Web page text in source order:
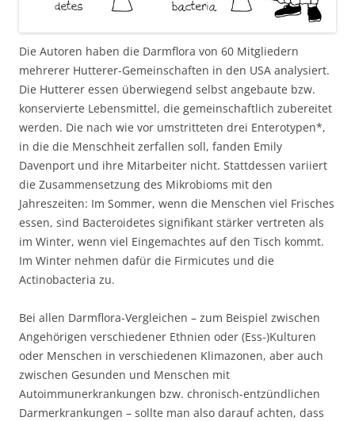
Die Autoren haben die Darmflora von 60 Mitgliedern
mehrerer Hutterer-Gemeinschaften in den USA analysiert.
Die Hutterer essen überwiegend selbst angebaute bzw.
konservierte Lebensmittel, die gemeinschaftlich zubereitet
werden. Die nach wie vor umstritteten drei Enterotypen*,
in die die Menschheit zerfallen soll, fanden Emily
Davenport und ihre Mitarbeiter nicht. Stattdessen variiert
die Zusammensetzung des Mikrobioms mit den
Jahreszeiten: Im Sommer, wenn die Menschen viel Frisches
essen, sind Bacteroidetes signifikant stärker vertreten als
im Winter, wenn viel Eingemachtes auf den Tisch kommt.
Im Winter nehmen dafür die Firmicutes und die
Actinobacteria zu.
Bei allen Darmflora-Vergleichen – zum Beispiel zwischen
Angehörigen verschiedener Ethnien oder (Ess-)Kulturen
oder Menschen in verschiedenen Klimazonen, aber auch
zwischen Gesunden und Menschen mit
Autoimmunerkrankungen bzw. chronisch-entzündlichen
Darmerkrankungen – sollte man also darauf achten, dass